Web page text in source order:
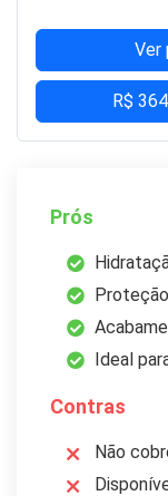
Ver
R$
Prós
Ideal
Contras
Não